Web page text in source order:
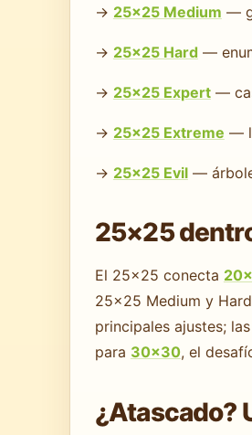
→ 25×25 Medium —
→ 25×25 Hard—
→ 25×25 Expert—
→ 25×25 Extreme —
→ 25×25 Evil—
25×25
El 25×25 conecta
25×25 Medium y
principales ajustes;
para 30×30, el
¿Atascado?